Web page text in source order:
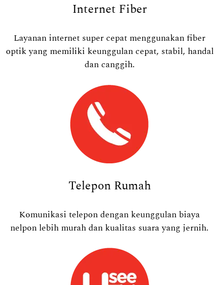
Internet Fiber
Layanan internet super cepat menggunakan fiber
optik yang memiliki keunggulan cepat, stabil, handal
dan canggih.
Telepon Rumah
Komunikasi telepon dengan keunggulan biaya
nelpon lebih murah dan kualitas suara yang jernih.